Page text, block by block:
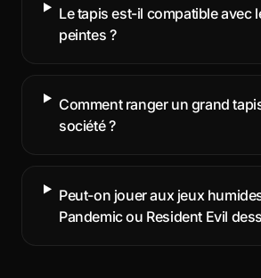
Le tapis est-il compatible avec
peintes ?
Comment ranger un grand
société ?
Peut-on jouer aux jeux
Pandemic ou Resident Evil